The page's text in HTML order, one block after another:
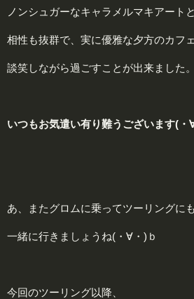
ノンシュガーなキャラメルマキアート
相性も抜群で、実に優雅な夕方のカフ
談笑しながら過ごすことが出来ました。
いつもお気遣い有り難うございます(・
あ、またグロムに乗ってツーリングにも
一緒に行きましょうね(・∀・)ｂ
今回のツーリング以降、